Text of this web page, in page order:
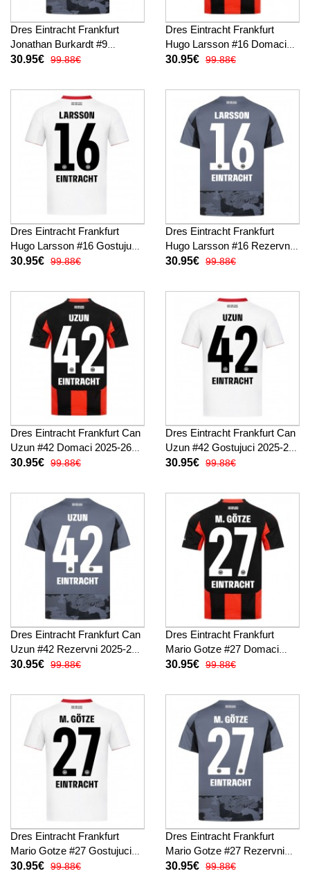
Dres Eintracht Frankfurt
Jonathan Burkardt #9
Rezervni 2025-26 Kratak
30.95€ 99.88€
Dres Eintracht Frankfurt
Hugo Larsson #16 Domaci
2025-26 Kratak Rukav
30.95€ 99.88€
Dres Eintracht Frankfurt
Hugo Larsson #16 Gostujuci
2025-26 Kratak Rukav
30.95€ 99.88€
Dres Eintracht Frankfurt
Hugo Larsson #16 Rezervni
2025-26 Kratak Rukav
30.95€ 99.88€
Dres Eintracht Frankfurt Can
Uzun #42 Domaci 2025-26
Kratak Rukav
30.95€ 99.88€
Dres Eintracht Frankfurt Can
Uzun #42 Gostujuci 2025-26
Kratak Rukav
30.95€ 99.88€
Dres Eintracht Frankfurt Can
Uzun #42 Rezervni 2025-26
Kratak Rukav
30.95€ 99.88€
Dres Eintracht Frankfurt
Mario Gotze #27 Domaci
2025-26 Kratak Rukav
30.95€ 99.88€
Dres Eintracht Frankfurt
Mario Gotze #27 Gostujuci
2025-26 Kratak Rukav
30.95€ 99.88€
Dres Eintracht Frankfurt
Mario Gotze #27 Rezervni
2025-26 Kratak Rukav
30.95€ 99.88€